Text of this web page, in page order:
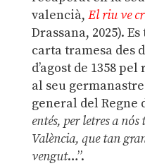
valencià, El riu ve
Drassana, 2025).
carta tramesa des
d’agost de 1358
al seu
general del Regne
entés, per letres a
València, que tan
vengut…”.